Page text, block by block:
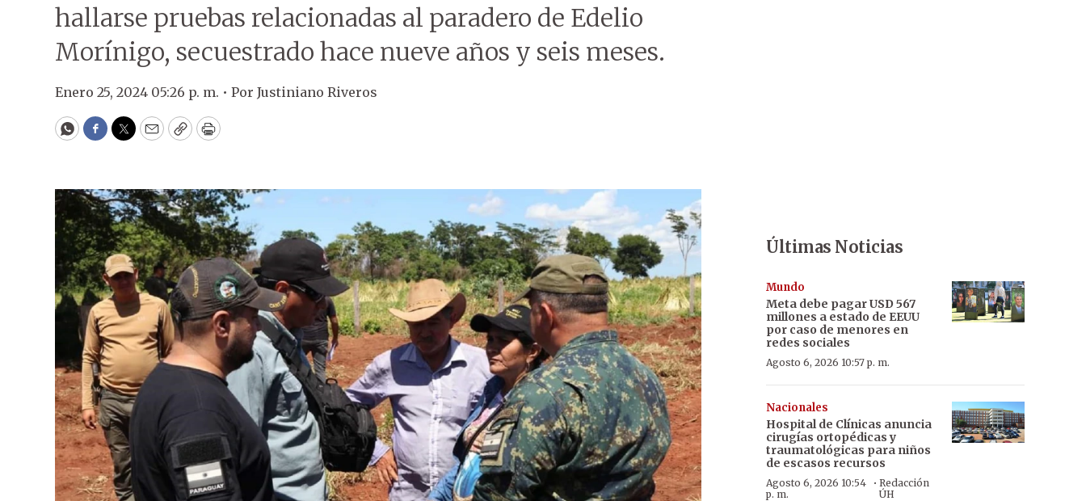
hallarse pruebas relacionadas al paradero de Edelio
Morínigo, secuestrado hace nueve años y seis meses.
Enero 25, 2024 05:26 p. m. • Por Justiniano Riveros
WhatsApp
Facebook
Twitter
EmailCopyPrint
Últimas Noticias
Mundo
Meta debe pagar USD 567
millones a estado de EEUU
por caso de menores en
redes sociales
Agosto 6, 2026 10:57 p. m.
Nacionales
Hospital de Clínicas anuncia
cirugías ortopédicas y
traumatológicas para niños
de escasos recursos
Agosto 6, 2026 10:54
p. m.
· Redacción
ÚH